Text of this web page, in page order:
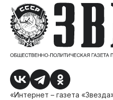
«Интернет – газета